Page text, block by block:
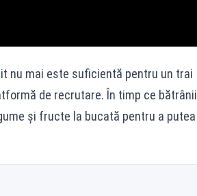
nu mai este suficientă pentru un trai
de recrutare. În timp ce bătrânii
și fructe la bucată pentru a putea